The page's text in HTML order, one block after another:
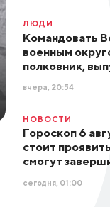
ЛЮДИ
Командовать
военным
полковник,
вчера, 20:54
НОВОСТИ
Гороскоп 6
стоит
смогут
сегодня, 01:00